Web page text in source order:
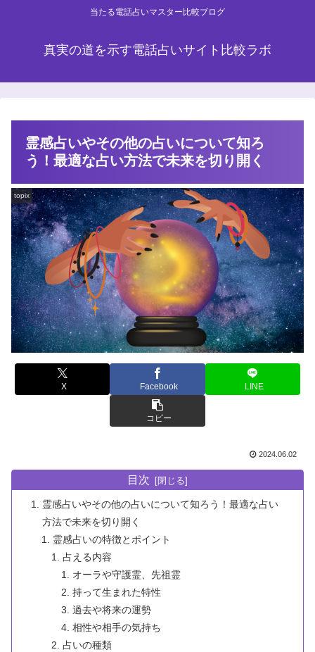
当たる電話占いマスター比較ブログ
真実の道を示す電話占いサイト比較ラボ
霊感占いやその他の占いについて知ろ
う！最適な占い方法で未来を切り開く
topix
X Facebook LINE
コピー
2024.06.02
目次
霊感占いやその他の占いについて知ろう！最適な占い
方法で未来を切り開く
霊感占いの特徴とポイント
占える内容
オーラや守護霊、先祖霊
持って生まれた特性
過去や将来の運勢
相性や相手の気持ち
占いの種類